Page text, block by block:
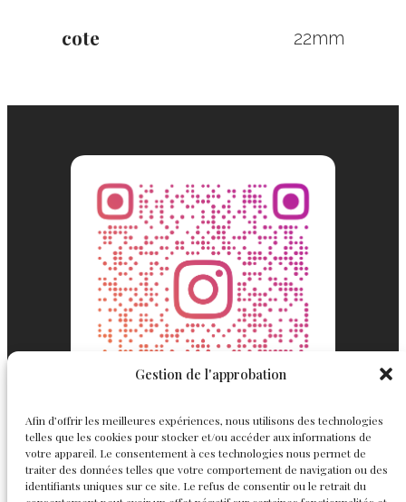
Gestion de l'approbation
Afin d’offrir les meilleures expériences, nous utilisons des technologies
telles que les cookies pour stocker et/ou accéder aux informations de
votre appareil. Le consentement à ces technologies nous permet de
traiter des données telles que votre comportement de navigation ou des
identifiants uniques sur ce site. Le refus de consentir ou le retrait du
cote 22mm